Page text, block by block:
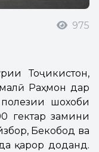
975
Тоҷикистон,
Раҳмон дар
шохоби
гектар замини
Бекобод ва
қарор доданд.